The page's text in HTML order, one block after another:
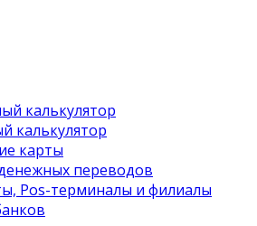
калькулятор
калькулятор
карты
переводов
Pos-терминалы и филиалы